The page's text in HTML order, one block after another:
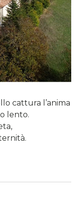
cattura l’anima
lento.